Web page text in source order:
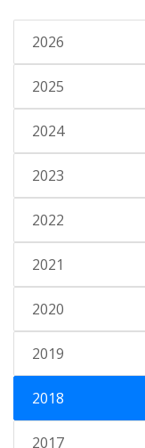
2026
2025
2024
2023
2022
2021
2020
2019
2018
2017